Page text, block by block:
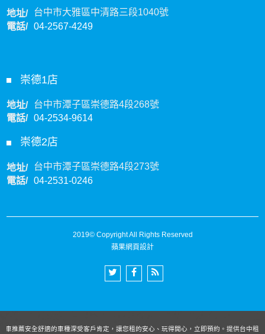
地址/
台中市大雅區中清路三段1040號
電話/ 04-2567-4249
崇德1店
地址/
台中市潭子區崇德路4段268號
電話/ 04-2534-9614
崇德2店
地址/
台中市潭子區崇德路4段273號
電話/ 04-2531-0246
2019© Copyright All Rights Reserved
蘋果網頁設計
車推薦安全舒適的車種深受客戶肯定，讓您租的安心、玩得開心，立即預約。提供台中租